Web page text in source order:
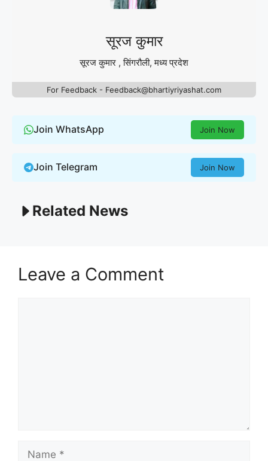
सूरज कुमार
सूरज कुमार , सिंगरौली, मध्य प्रदेश
For Feedback - Feedback@bhartiyriyashat.com
Join WhatsApp Join Now
Join Telegram Join Now
Related News
Leave a Comment